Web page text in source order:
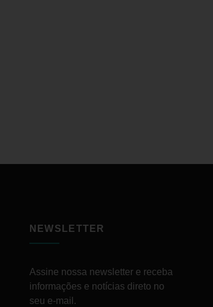
NEWSLETTER
Assine nossa newsletter e receba
informações e notícias direto no
seu e-mail.